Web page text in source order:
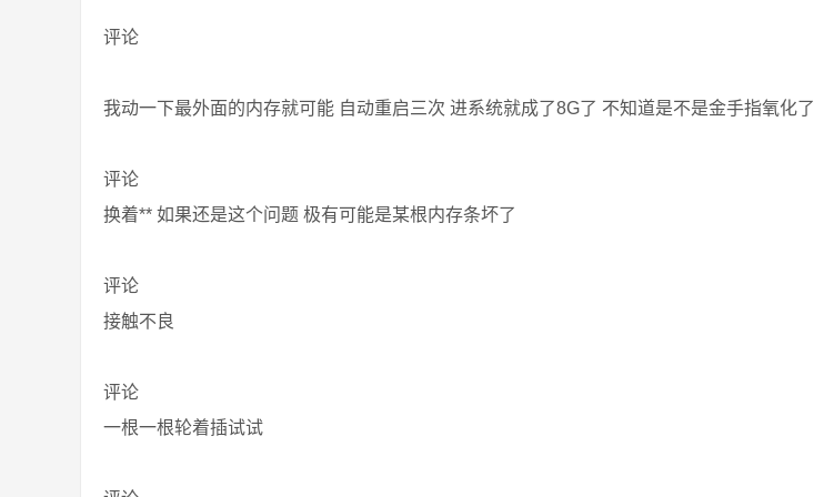
评论
我动一下最外面的内存就可能 自动重启三次 进系统就成了8G了 不知道是不是金手指氧化了
评论
换着** 如果还是这个问题 极有可能是某根内存条坏了
评论
接触不良
评论
一根一根轮着插试试